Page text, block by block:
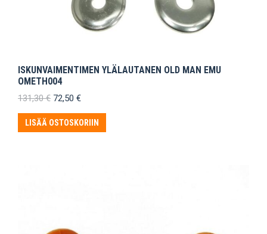
ISKUNVAIMENTIMEN YLÄLAUTANEN OLD MAN EMU
OMETH004
131,30€ Alkuperäinen
oli:
131,30 €.
72,50 €Nykyinen
on:
72,50 €.
LISÄÄ OSTOSKORIIN